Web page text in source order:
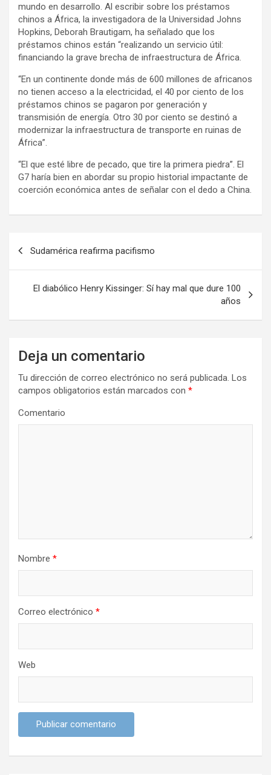
mundo en desarrollo. Al escribir sobre los préstamos
chinos a África, la investigadora de la Universidad Johns
Hopkins, Deborah Brautigam, ha señalado que los
préstamos chinos están “realizando un servicio útil:
financiando la grave brecha de infraestructura de África.
“En un continente donde más de 600 millones de africanos
no tienen acceso a la electricidad, el 40 por ciento de los
préstamos chinos se pagaron por generación y
transmisión de energía. Otro 30 por ciento se destinó a
modernizar la infraestructura de transporte en ruinas de
África”.
“El que esté libre de pecado, que tire la primera piedra”. El
G7 haría bien en abordar su propio historial impactante de
coerción económica antes de señalar con el dedo a China.
g
Sudamérica reafirma pacifismo
El diabólico Henry Kissinger: Sí hay mal que dure 100
años
Deja un comentario
Tu dirección de correo electrónico no será publicada. Los
campos obligatorios están marcados con *
Comentario
Nombre *
Correo electrónico *
Web